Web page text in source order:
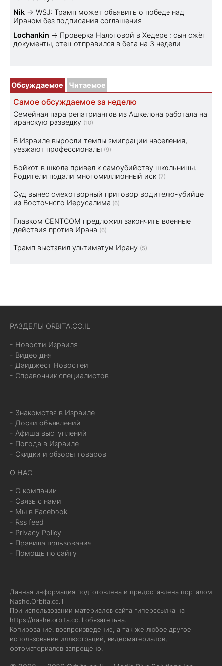
Nik → WSJ: Трамп может объявить о победе над
Ираном без подписания соглашения
Lochankin → Проверка Налоговой в Хедере : сын сжёг
документы, отец отправился в бега на 3 недели
Обсуждаемое Читаемое
Самое обсуждаемое за неделю
Семейная пара репатриантов из Ашкелона работала на
иранскую разведку (10)
В Израиле выросли темпы эмиграции населения,
уезжают профессионалы (9)
Бойкот в школе привел к самоубийству школьницы.
Родители подали многомиллионный иск (7)
Суд вынес смехотворный приговор водителю-убийце
из Восточного Иерусалима (6)
Главком CENTCOM предложил закончить военные
действия против Ирана (6)
Трамп выставил ультиматум Ирану (5)
РАЗДЕЛЫ ORBITA.CO.IL
- Новости Израиля
- Видео дня
- Дайджест Новостей
- Справочник специалистов
- Знакомства в Израиле
- Доски объявлений
- Афиша выступлений
- Погода в Израиле
- Скидки и обзоры товаров
О НАС
- О компании
- Связь с нами
- Мы в Facebook
- Rss feed
- Privacy Policy
- Правила пользования
- Помощь по сайту
Данная информация подготовлена и предоставлена порталом
Nashe.Orbita.co.il
При использовании материалов сайта гиперссылка на
https://nashe.orbita.co.il обязательна.
Копирование, воспроизведение, а так же любое другое
использование иллюстраций, видеоматериалов,
фотоматериалов запрещено.